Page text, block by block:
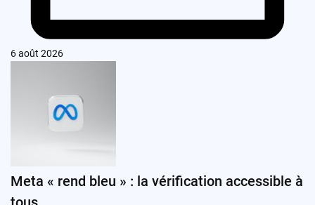
6 août 2026
Meta « rend bleu » : la vérification accessible à